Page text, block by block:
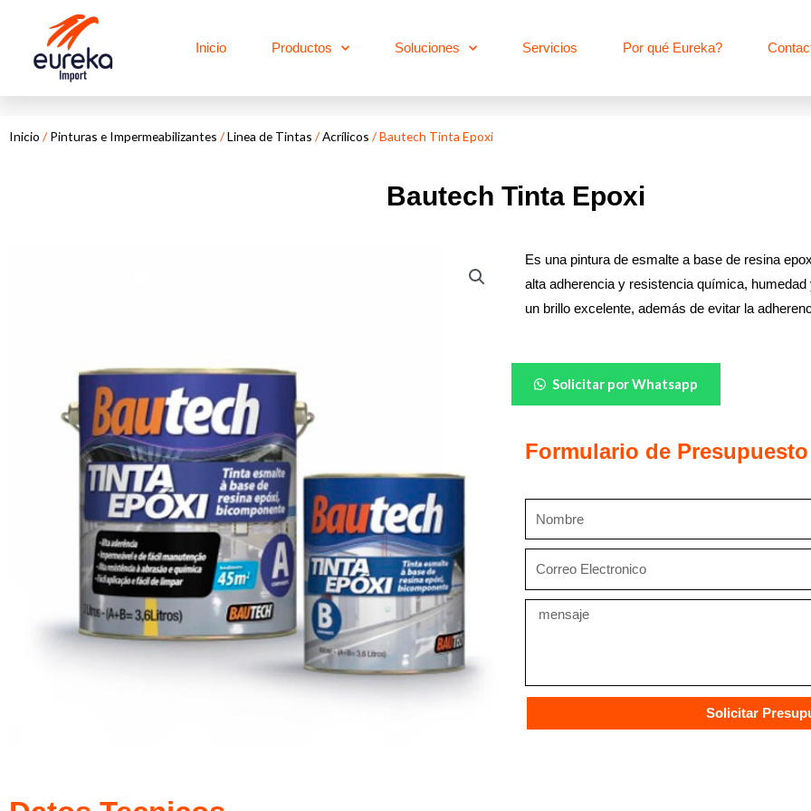
contenido
Inicio Productos Soluciones Servicios Por qué Eureka?
Inicio / Pinturas e Impermeabilizantes /Linea de Tintas /Acrílicos / Bautech Tinta Epoxi
Bautech Tinta Epoxi
Es una pintura de esmalte a base de resina
alta adherencia y resistencia química,
un brillo excelente, además de evitar la
Solicitar por Whatsapp
cantidad
Formulario de Presupuesto
Mensaje
Solicitar